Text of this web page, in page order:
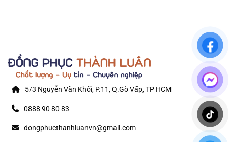
5/3 Nguyễn Văn Khối, P.11, Q.Gò Vấp, TP HCM
0888 90 80 83
dongphucthanhluanvn@gmail.com